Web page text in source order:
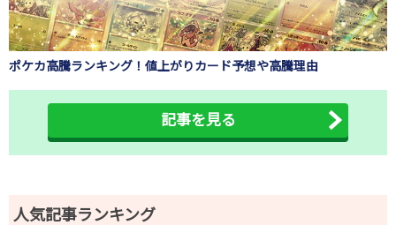
ポケカ高騰ランキング！値上がりカード予想や高騰理由
記事を見る
人気記事ランキング